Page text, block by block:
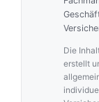
Die
erstellt